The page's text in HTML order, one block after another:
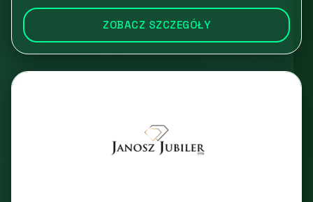
ZOBACZ SZCZEGÓŁY